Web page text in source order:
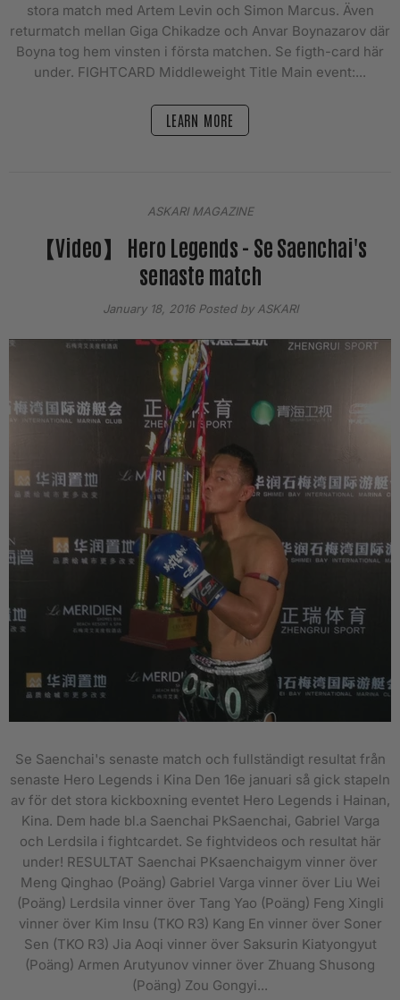
stora match med Artem Levin och Simon Marcus. Även
returmatch mellan Giga Chikadze och Anvar Boynazarov där
Boyna tog hem vinsten i första matchen. Se figth-card här
under. FIGHTCARD Middleweight Title Main event:...
LEARN MORE
ASKARI MAGAZINE
【Video】 Hero Legends - Se Saenchai's
senaste match
January 18, 2016Posted by ASKARI
Se Saenchai's senaste match och fullständigt resultat från
senaste Hero Legends i Kina Den 16e januari så gick stapeln
av för det stora kickboxning eventet Hero Legends i Hainan,
Kina. Dem hade bl.a Saenchai PkSaenchai, Gabriel Varga
och Lerdsila i fightcardet. Se fightvideos och resultat här
under! RESULTAT Saenchai PKsaenchaigym vinner över
Meng Qinghao (Poäng) Gabriel Varga vinner över Liu Wei
(Poäng) Lerdsila vinner över Tang Yao (Poäng) Feng Xingli
vinner över Kim Insu (TKO R3) Kang En vinner över Soner
Sen (TKO R3) Jia Aoqi vinner över Saksurin Kiatyongyut
(Poäng) Armen Arutyunov vinner över Zhuang Shusong
(Poäng) Zou Gongyi...